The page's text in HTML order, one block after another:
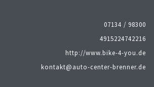
07134 / 98300
4915224742216
http://www.bike-4-you.de
kontakt@auto-center-brenner.de